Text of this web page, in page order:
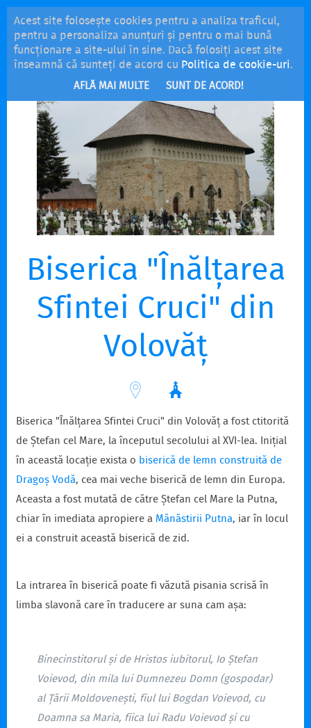
Acest site folosește cookies pentru a analiza traficul,
pentru a personaliza anunțuri și pentru o mai bună
funcționare a site-ului în sine. Dacă folosiți acest site
înseamnă că sunteți de acord cu Politica de cookie-uri.
AFLĂ MAI MULTE SUNT DE ACORD!
MENU
Biserica "Înălțarea
Sfintei Cruci" din
Volovăț
Biserica "Înălțarea Sfintei Cruci" din Volovăț a fost ctitorită
de Ștefan cel Mare, la începutul secolului al XVI-lea. Inițial
în această locație exista o biserică de lemn construită de
Dragoș Vodă, cea mai veche biserică de lemn din Europa.
Aceasta a fost mutată de către Ștefan cel Mare la Putna,
chiar în imediata apropiere a Mănăstirii Putna, iar în locul
ei a construit această biserică de zid.
La intrarea în biserică poate fi văzută pisania scrisă în
limba slavonă care în traducere ar suna cam așa:
Binecinstitorul și de Hristos iubitorul, Io Ștefan
Voievod, din mila lui Dumnezeu Domn (gospodar)
al Țării Moldovenești, fiul lui Bogdan Voievod, cu
Doamna sa Maria, fiica lui Radu Voievod și cu